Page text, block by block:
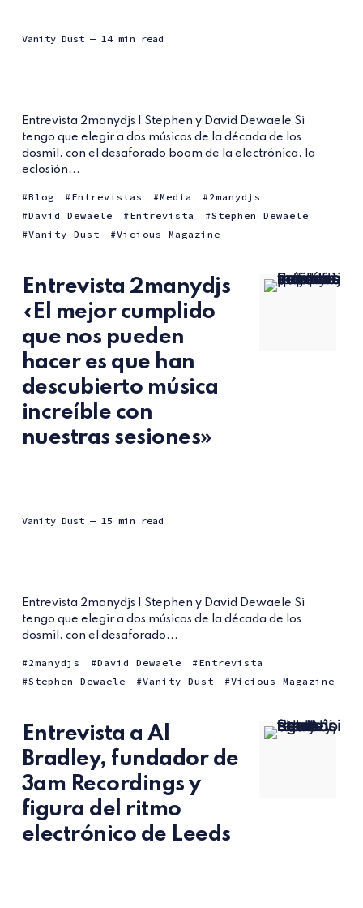
Vanity Dust — 14 min read
Entrevista 2manydjs | Stephen y David Dewaele Si
tengo que elegir a dos músicos de la década de los
dosmil, con el desaforado boom de la electrónica, la
eclosión...
Blog Entrevistas Media
2manydjs
David Dewaele
Entrevista
Stephen Dewaele
Vanity Dust
Vicious Magazine
Entrevista 2manydjs
«El mejor cumplido
que nos pueden
hacer es que han
descubierto música
increíble con
nuestras sesiones»
Vanity Dust — 15 min read
Entrevista 2manydjs | Stephen y David Dewaele Si
tengo que elegir a dos músicos de la década de los
dosmil, con el desaforado...
2manydjs David Dewaele
Entrevista
Stephen Dewaele
Vanity Dust Vicious Magazine
Entrevista a Al
Bradley, fundador de
3am Recordings y
figura del ritmo
electrónico de Leeds